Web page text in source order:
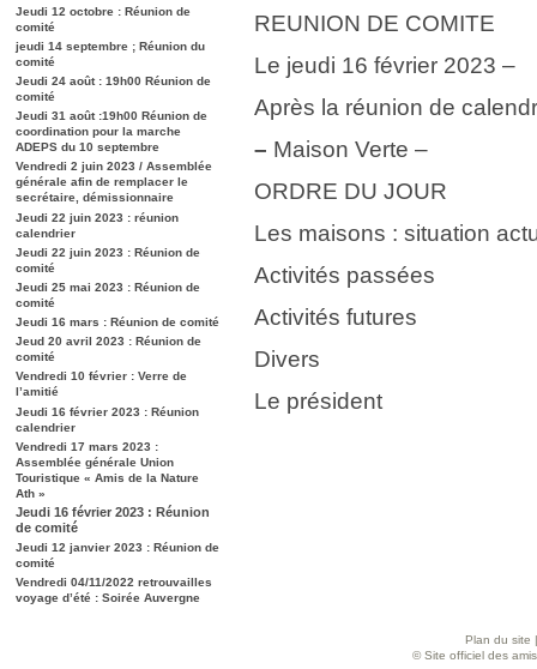
Jeudi 12 octobre : Réunion de
comité
jeudi 14 septembre ; Réunion du
comité
Jeudi 24 août : 19h00 Réunion de
comité
Jeudi 31 août :19h00 Réunion de
coordination pour la marche
ADEPS du 10 septembre
Vendredi 2 juin 2023 / Assemblée
générale afin de remplacer le
secrétaire, démissionnaire
Jeudi 22 juin 2023 : réunion
calendrier
Jeudi 22 juin 2023 : Réunion de
comité
Jeudi 25 mai 2023 : Réunion de
comité
Jeudi 16 mars : Réunion de comité
Jeud 20 avril 2023 : Réunion de
comité
Vendredi 10 février : Verre de
l’amitié
Jeudi 16 février 2023 : Réunion
calendrier
Vendredi 17 mars 2023 :
Assemblée générale Union
Touristique « Amis de la Nature
Ath »
Jeudi 16 février 2023 : Réunion
de comité
Jeudi 12 janvier 2023 : Réunion de
comité
Vendredi 04/11/2022 retrouvailles
voyage d’été : Soirée Auvergne
REUNION DE COMITE
Le jeudi 16 février 2023 –
Après la réunion de
– Maison Verte –
ORDRE DU JOUR
Les maisons : situation
Activités passées
Activités futures
Divers
Le président
Plan du site
© Site officiel des